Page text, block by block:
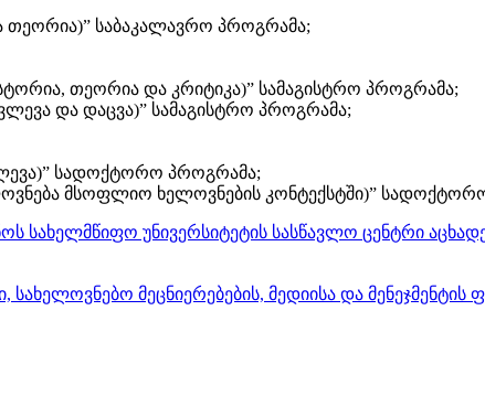
თეორია)” საბაკალავრო პროგრამა;
თეორია და კრიტიკა)” სამაგისტრო პროგრამა;
და დაცვა)” სამაგისტრო პროგრამა;
სადოქტორო პროგრამა;
მსოფლიო ხელოვნების კონტექსტში)”
უნივერსიტეტის სასწავლო ცენტრი
სახელოვნებო მეცნიერებების, მედიისა და